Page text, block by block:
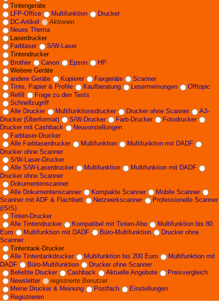
Tintengeräte
LFP-Office
Multifunktion
Drucker
DC-Artikel
Aktionen
Neues Thema
Laserdrucker
Farblaser
S/W-Laser
Tintendrucker
Brother
Canon Epson
HP
Weitere Geräte
andere Geräte
Kopierer Faxgeräte
Scanner
Tinte, Papier & Profile
Kaufberatung Lesermeinungen
Offtopic
Refill
Frage zu den Tests
Schnellzugriff
Alle Drucker
Multifunktionsdrucker Drucker ohne Scanner
A3-
Drucker (Überformat)
S/W-Drucker Farb-Drucker
Fotodrucker
Drucker mit Cashback
Neuvorstellungen
Farblaser-Drucker
Alle Farblaserdrucker
Multifunktion
Multifunktion mit DADF
Drucker ohne Scanner
S/W-Laser-Drucker
Alle S/W-Laserdrucker
Multifunktion
Multifunktion mit DADF
Drucker ohne Scanner
Dokumentenscanner
Alle Dokumentenscanner
Kompakte Scanner
Mobile Scanner
Scanner mit ADF & Flachbett
Netzwerkscanner
Professionelle Scanner
(ISIS)
Tinten-Drucker
Alle Tintendrucker
Kompatibel mit Tinten-Abo
Multifunktion bis 80
Euro
Multifunktion mit DADF Büro-Multifunktion
Drucker ohne
Scanner
Tintentank-Drucker
Alle Tintentankdrucker
Multifunktion bis 200 Euro
Multifunktion mit
DADF
Büro-Multifunktion
Drucker ohne Scanner
Beliebte Drucker
Cashback Aktuelle Angebote
Preisvergleich
Newsletter
registrierte Benutzer
Meine Drucker & Meinung
Postfach
Einstellungen
Registrieren